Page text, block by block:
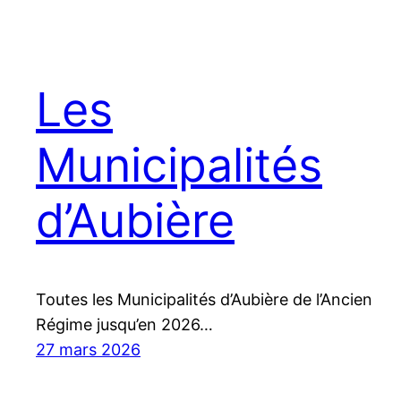
Les
Municipalités
d’Aubière
Toutes les Municipalités d’Aubière de l’Ancien
Régime jusqu’en 2026…
27 mars 2026